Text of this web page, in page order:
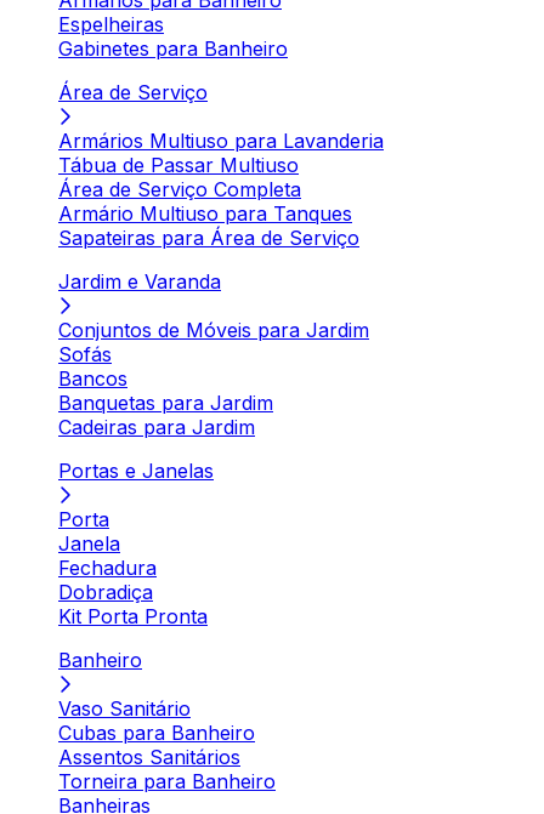
Espelheiras
Gabinetes para Banheiro
Área de Serviço
Armários Multiuso para Lavanderia
Tábua de Passar Multiuso
Área de Serviço Completa
Armário Multiuso para Tanques
Sapateiras para Área de Serviço
Jardim e Varanda
Conjuntos de Móveis para Jardim
Sofás
Bancos
Banquetas para Jardim
Cadeiras para Jardim
Portas e Janelas
Porta
Janela
Fechadura
Dobradiça
Kit Porta Pronta
Banheiro
Vaso Sanitário
Cubas para Banheiro
Assentos Sanitários
Torneira para Banheiro
Banheiras